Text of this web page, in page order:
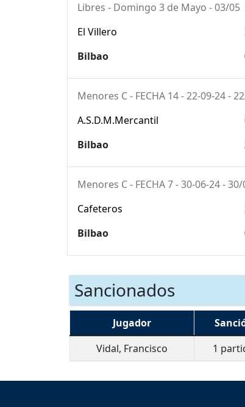
Libres - Domingo 3 de Mayo - 03/05
El Villero
Bilbao
Menores C - FECHA 14 - 22-09-24 -
A.S.D.M.Mercantil
Bilbao
Menores C - FECHA 7 - 30-06-24 -
Cafeteros
Bilbao
Sancionados
Jugador
Vidal, Francisco
1